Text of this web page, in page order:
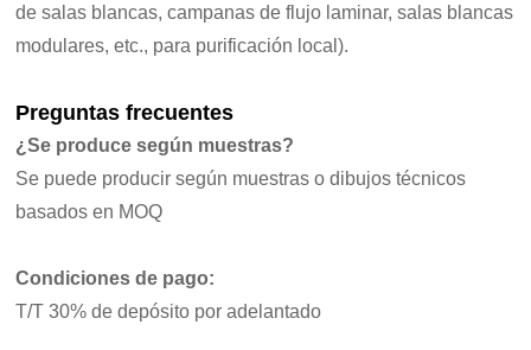
de salas blancas, campanas de flujo laminar, salas blancas
modulares, etc., para purificación local).
Preguntas frecuentes
¿Se produce según muestras?
Se puede producir según muestras o dibujos técnicos
basados en MOQ
Condiciones de pago:
T/T 30% de depósito por adelantado